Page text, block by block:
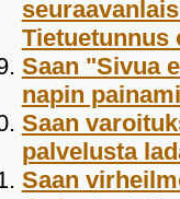
Saan "Sivua
napin
Saan
palvelusta
Saan